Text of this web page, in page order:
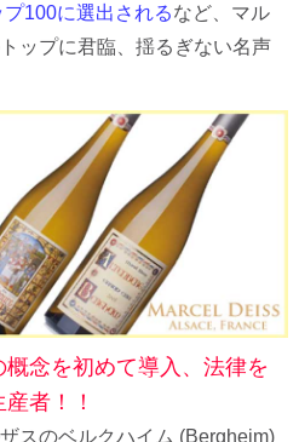
100に選出されるなど、マル
ップに君臨、揺るぎない名声
念を初めて導入、法律を
者！！
スのベルクハイム (Bergheim)